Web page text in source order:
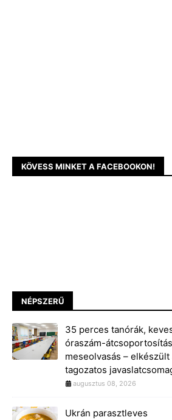
KÖVESS MINKET A FACEBOOKON!
NÉPSZERŰ
35 perces tanórák,
óraszám-
meseolvasás –
tagozatos
augusztus 08, 2026
Ukrán parasztleves